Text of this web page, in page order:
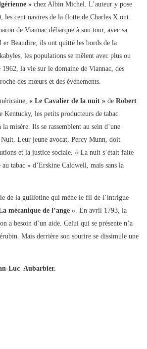
» chez Albin Michel. L’auteur y pose
les cent navires de la flotte de Charles X ont
de Viannac débarque à son tour, avec sa
er Beaudire, ils ont quitté les bords de la
les populations se mêlent avec plus ou
la vie sur le domaine de Viannac, des
des mœurs et des évènements.
« Le Cavalier de la nuit » deRobert
Kentucky, les petits producteurs de tabac
misère. Ils se rassemblent au sein d’une
Nuit. Leur jeune avocat, Percy Munn, doit
et la justice sociale. « La nuit s’était faite
tabac » d’Erskine Caldwell, mais sans la
de la guillotine qui mène le fil de l’intrigue
mécanique de l’ange ». En avril 1793, la
a besoin d’un aide. Celui qui se présente n’a
Mais derrière son sourire se dissimule une
Luc Aubarbier.